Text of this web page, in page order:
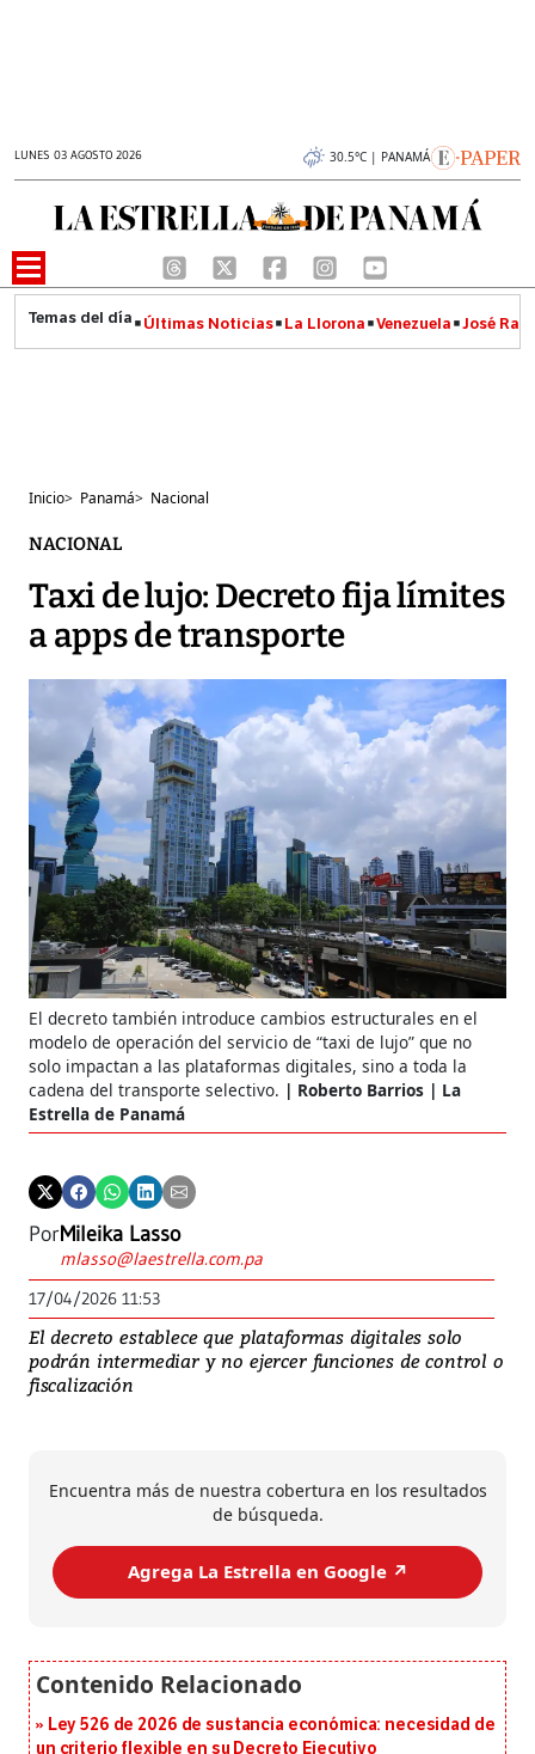
LUNES 03 AGOSTO 2026 30.5°C | PANAMÁ
Últimas Noticias La Llorona Venezuela José
Inicio> Panamá> Nacional
NACIONAL
Taxi de lujo: Decreto fija límites
a apps de transporte
El decreto también introduce cambios estructurales en el
modelo de operación del servicio de “taxi de lujo” que no
solo impactan a las plataformas digitales, sino a toda la
cadena del transporte selectivo.
Roberto Barrios | La
Estrella de Panamá
PorMileika Lasso
mlasso@laestrella.com.pa
17/04/2026 11:53
El decreto establece que plataformas digitales solo
podrán intermediar y no ejercer funciones de control o
fiscalización
Encuentra más de nuestra cobertura en los resultados
de búsqueda.
Agrega La Estrella en Google ↗️
Ley 526 de 2026 de sustancia económica: necesidad de
un criterio flexible en su Decreto Ejecutivo